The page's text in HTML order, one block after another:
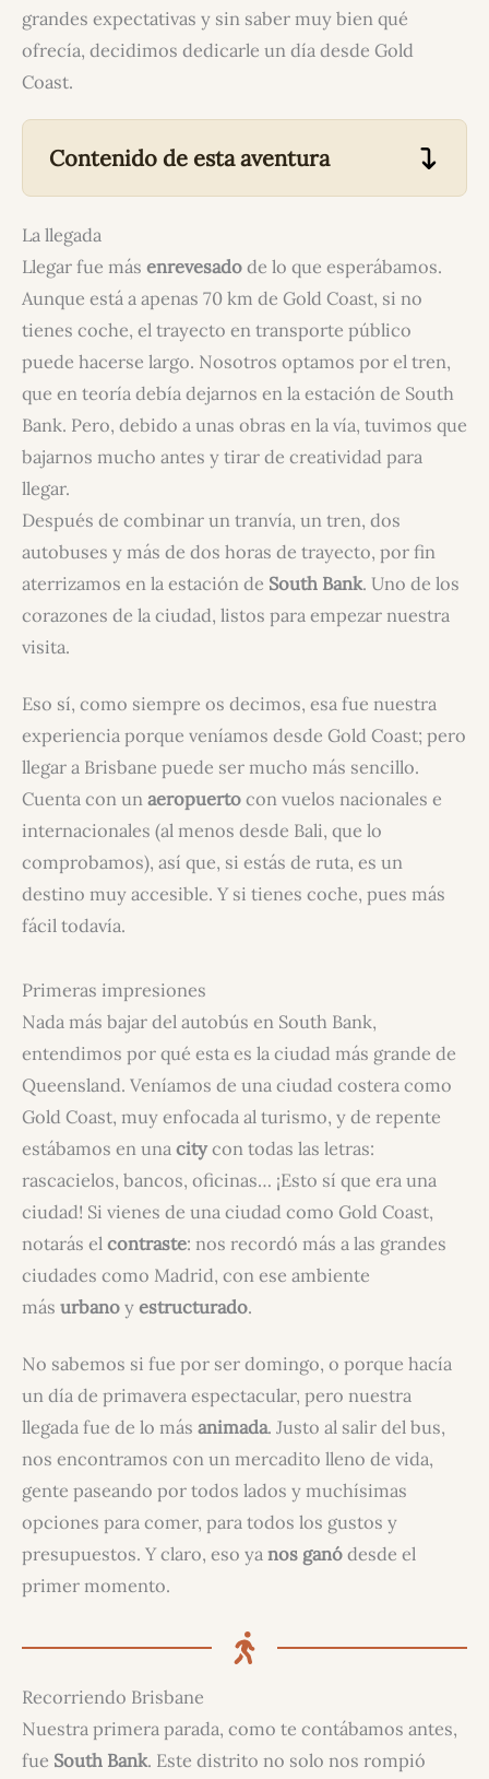
grandes expectativas y sin saber muy bien qué
ofrecía, decidimos dedicarle un día desde Gold
Coast.
Contenido de esta aventura
La llegada
Llegar fue más enrevesadode lo que esperábamos.
Aunque está a apenas 70 km de Gold Coast, si no
tienes coche, el trayecto en transporte público
puede hacerse largo. Nosotros optamos por el tren,
que en teoría debía dejarnos en la estación de South
Bank. Pero, debido a unas obras en la vía, tuvimos que
bajarnos mucho antes y tirar de creatividad para
llegar.
Después de combinar un tranvía, un tren, dos
autobuses y más de dos horas de trayecto, por fin
aterrizamos en la estación de South Bank. Uno de los
corazones de la ciudad, listos para empezar nuestra
visita.
Eso sí, como siempre os decimos, esa fue nuestra
experiencia porque veníamos desde Gold Coast; pero
llegar a Brisbane puede ser mucho más sencillo.
Cuenta con un aeropuertocon vuelos nacionales e
internacionales (al menos desde Bali, que lo
comprobamos), así que, si estás de ruta, es un
destino muy accesible. Y si tienes coche, pues más
fácil todavía.
Primeras impresiones
Nada más bajar del autobús en South Bank,
entendimos por qué esta es la ciudad más grande de
Queensland. Veníamos de una ciudad costera como
Gold Coast, muy enfocada al turismo, y de repente
estábamos en una citycon todas las letras:
rascacielos, bancos, oficinas… ¡Esto sí que era una
ciudad! Si vienes de una ciudad como Gold Coast,
notarás el contraste: nos recordó más a las grandes
ciudades como Madrid, con ese ambiente
más urbanoyestructurado.
No sabemos si fue por ser domingo, o porque hacía
un día de primavera espectacular, pero nuestra
llegada fue de lo más animada. Justo al salir del bus,
nos encontramos con un mercadito lleno de vida,
gente paseando por todos lados y muchísimas
opciones para comer, para todos los gustos y
presupuestos. Y claro, eso ya nos ganódesde el
primer momento.
Recorriendo Brisbane
Nuestra primera parada, como te contábamos antes,
fue South Bank. Este distrito no solo nos rompió